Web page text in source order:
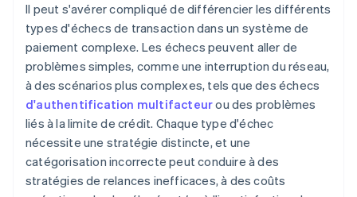
Il peut s'avérer compliqué de différencier les différents
types d'échecs de transaction dans un système de
paiement complexe. Les échecs peuvent aller de
problèmes simples, comme une interruption du réseau,
à des scénarios plus complexes, tels que des échecs
d'authentification multifacteurou des problèmes
liés à la limite de crédit. Chaque type d'échec
nécessite une stratégie distincte, et une
catégorisation incorrecte peut conduire à des
stratégies de relances inefficaces, à des coûts